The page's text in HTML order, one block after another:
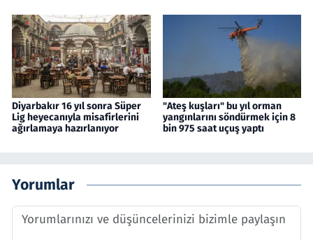
Diyarbakır 16 yıl sonra Süper
Lig heyecanıyla misafirlerini
ağırlamaya hazırlanıyor
"Ateş kuşları" bu yıl orman
yangınlarını söndürmek için 8
bin 975 saat uçuş yaptı
Yorumlar